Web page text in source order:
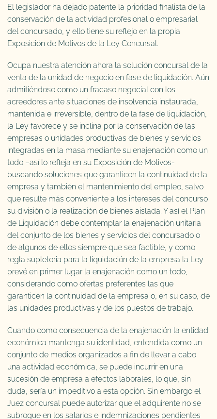
El legislador ha dejado patente la prioridad finalista de la
conservación de la actividad profesional o empresarial
del concursado, y ello tiene su reflejo en la propia
Exposición de Motivos de la Ley Concursal.
Ocupa nuestra atención ahora la solución concursal de la
venta de la unidad de negocio en fase de liquidación. Aún
admitiéndose como un fracaso negocial con los
acreedores ante situaciones de insolvencia instaurada,
mantenida e irreversible, dentro de la fase de liquidación,
la Ley favorece y se inclina por la conservación de las
empresas o unidades productivas de bienes y servicios
integradas en la masa mediante su enajenación como un
todo –así lo refleja en su Exposición de Motivos-
buscando soluciones que garanticen la continuidad de la
empresa y también el mantenimiento del empleo, salvo
que resulte más conveniente a los intereses del concurso
su división o la realización de bienes aislada. Y así el Plan
de Liquidación debe contemplar la enajenación unitaria
del conjunto de los bienes y servicios del concursado o
de algunos de ellos siempre que sea factible, y como
regla supletoria para la liquidación de la empresa la Ley
prevé en primer lugar la enajenación como un todo,
considerando como ofertas preferentes las que
garanticen la continuidad de la empresa o, en su caso, de
las unidades productivas y de los puestos de trabajo.
Cuando como consecuencia de la enajenación la entidad
económica mantenga su identidad, entendida como un
conjunto de medios organizados a fin de llevar a cabo
una actividad económica, se puede incurrir en una
sucesión de empresa a efectos laborales, lo que, sin
duda, sería un impeditivo a esta opción. Sin embargo el
Juez concursal puede autorizar que el adquirente no se
subrogue en los salarios e indemnizaciones pendientes